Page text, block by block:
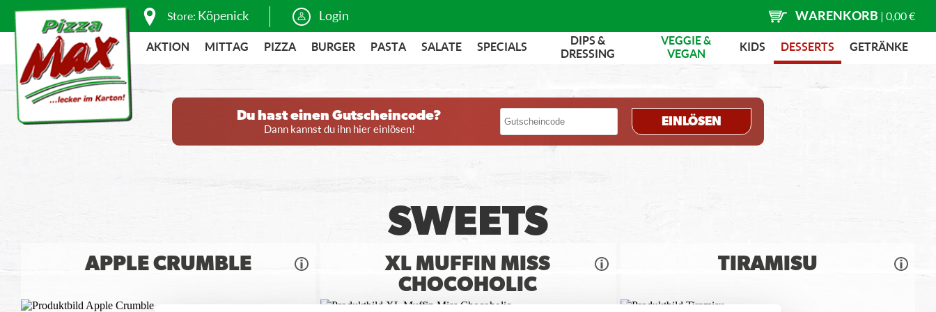
Store: Köpenick Login WARENKORB | 0,00 €
AKTION MITTAG PIZZA BURGER PASTA SALATE SPECIALS
DIPS &
DRESSING
VEGGIE &
VEGAN
KIDS DESSERTS GETRÄNKE
Du hast einen Gutscheincode?
Dann kannst du ihn hier einlösen!
EINLÖSEN
SWEETS
APPLE CRUMBLE
XL MUFFIN MISS
CHOCOHOLIC
TIRAMISU